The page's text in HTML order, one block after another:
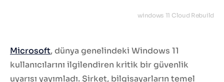
windows 11 Cloud Rebuild
Microsoft, dünya genelindeki Windows 11
kullanıcılarını ilgilendiren kritik bir güvenlik
uyarısı yayımladı. Şirket, bilgisayarların temel